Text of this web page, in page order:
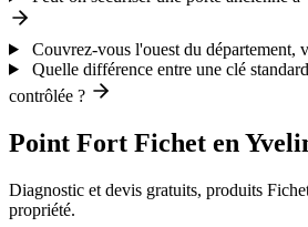
Couvrez-vous l'ouest du département,
Quelle différence entre une clé
contrôlée ?
Point Fort Fichet en
Diagnostic et devis gratuits, produits
propriété.